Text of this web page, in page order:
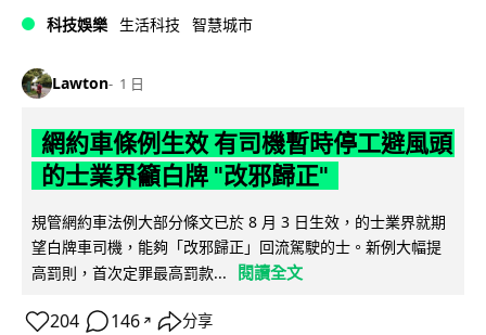
科技娛樂 生活科技 智慧城市
Lawton 1 日
網約車條例生效 有司機暫時停工避風頭
的士業界籲白牌 "改邪歸正"
規管網約車法例大部分條文已於 8 月 3 日生效，的士業界就期
望白牌車司機，能夠「改邪歸正」回流駕駛的士。新例大幅提
高罰則，首次定罪最高罰款...
閱讀全文
204 146 ↗ 分享